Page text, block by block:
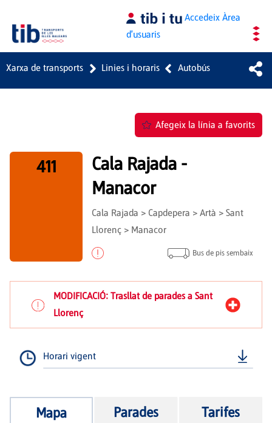
AccedeixÀrea
d'usuaris
Xarxa de transports Linies i horaris Autobús
Afegeix la línia a favorits
411
Cala Rajada -
Manacor
Cala Rajada > Capdepera > Artà > Sant
Llorenç > Manacor
Bus de pis sembaix
MODIFICACIÓ: Trasllat de parades a Sant
Llorenç
Horari vigent
Mapa Parades Tarifes